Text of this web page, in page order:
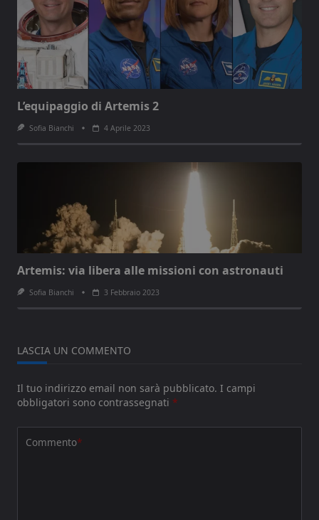
L’equipaggio di Artemis 2
Sofia Bianchi 4 Aprile 2023
Artemis: via libera alle missioni con astronauti
Sofia Bianchi 3 Febbraio 2023
LASCIA UN COMMENTO
Il tuo indirizzo email non sarà pubblicato. I campi
obbligatori sono contrassegnati *
Commento*